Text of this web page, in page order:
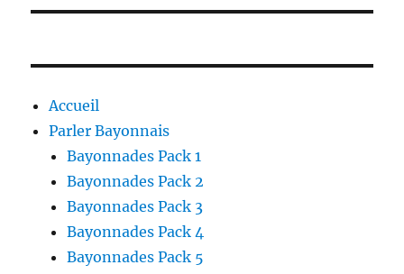
Accueil
Parler Bayonnais
Bayonnades Pack 1
Bayonnades Pack 2
Bayonnades Pack 3
Bayonnades Pack 4
Bayonnades Pack 5